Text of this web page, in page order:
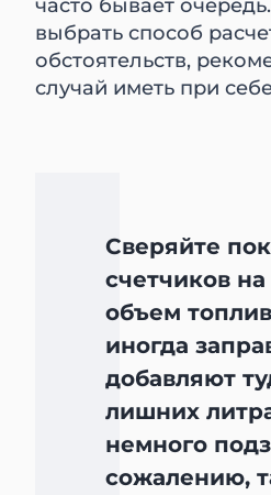
часто бывает
выбрать способ
обстоятельств,
случай иметь при
Сверяйте
счетчиков
объем
иногда
добавляют
лишних
немного
сожалению,